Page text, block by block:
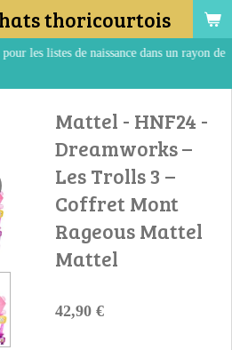
thoricourtois
les listes de naissance dans un rayon de
Mattel - HNF24 -
Dreamworks –
Les Trolls 3 –
Coffret Mont
Rageous Mattel
Mattel
42,90 €